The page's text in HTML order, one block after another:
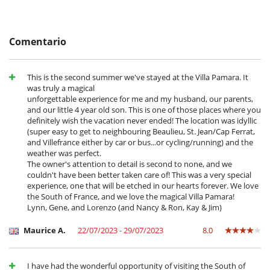
Tumbonas en la piscina
Adecuado para bodas y eventos
Sistema de alarma
Ocios y actividades deportivas
Acceso a internet (wifi)
Futbolín
Gimnasio
Piano
Ping-Pong
Piscina exterior
Pista de tenis privada
TV por cable o satélite o internet
Chimenea
Comentario
This is the second summer we've stayed at the Villa Pamara. It
was truly a magical
unforgettable experience for me and my husband, our parents,
and our little 4 year old son. This is one of those places where you
definitely wish the vacation never ended! The location was idyllic
(super easy to get to neighbouring Beaulieu, St. Jean/Cap Ferrat,
and Villefrance either by car or bus...or cycling/running) and the
weather was perfect.
The owner's attention to detail is second to none, and we
couldn't have been better taken care of! This was a very special
experience, one that will be etched in our hearts forever. We love
the South of France, and we love the magical Villa Pamara!
Lynn, Gene, and Lorenzo (and Nancy & Ron, Kay & Jim)
Maurice A. 22/07/2023 - 29/07/2023 8.0
I have had the wonderful opportunity of visiting the South of